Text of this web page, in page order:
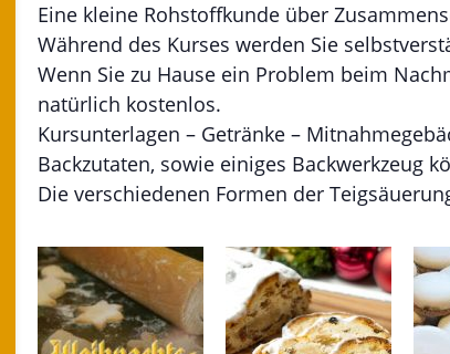
Eine kleine Rohstoffkunde über
Während des Kurses werden Sie
Wenn Sie zu Hause ein Problem beim
natürlich kostenlos.
Kursunterlagen – Getränke –
Backzutaten, sowie einiges Backwerkzeug
Die verschiedenen Formen der